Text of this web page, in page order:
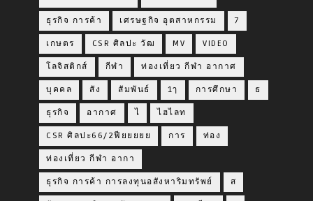
ธุรกิจ การค้า เศรษฐกิจ อุตสาหกรรม 7
เกษตร CSR ศิลปะ วัฒ MV VIDEO
โลจิสติกส์ กีฬา ท่องเที่ยว กีฬา อากาศ
บุคคล สัง สัมพันธ์ 1ๅ การศึกษา ธ
ธุรกิจ อากาศ ไ ไฮไลท
CSR ศิลปะ66/2ฟียยยยย การ ท่อง
ท่องเที่ยว กีฬา อากา
ธุรกิจ การค้า การลงทุนอสังหาริมทรัพย์ ส